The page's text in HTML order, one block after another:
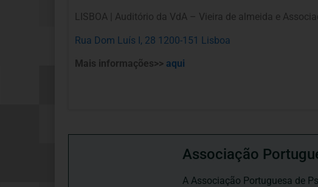
LISBOA | Auditório da VdA – Vieira de almeida e
Rua Dom Luís I, 28 1200-151 Lisboa
Mais informações>> aqui
Associação
A Associação Portuguesa de